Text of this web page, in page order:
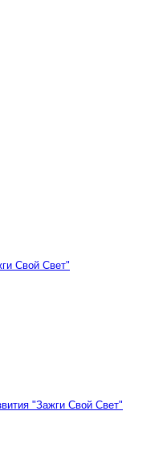
Свой Свет"
"Зажги Свой Свет"